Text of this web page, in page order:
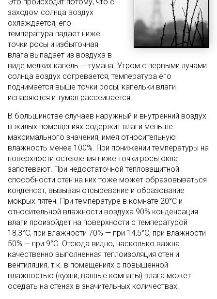
заходом солнца воздух
охлаждается, его
температура падает ниже
точки росы и избыточная
влага выпадает из воздуха в
виде мелких капель — тумана. Утром с первыми лучами
солнца воздух согревается, температура его
поднимается выше точки росы, капельки влаги
испаряются и туман рассеивается.
В большинстве случаев наружный и внутренний воздух
в жилых помещениях содержит влаги меньше
максимального значения, имея относительную
влажность менее 100%. При понижении температуры на
поверхности остекления ниже точки росы окна
запотевают. При недостаточной теплозащитной
способности стен на них тоже может образовываться
конденсат, вызывая отсыревание и образование
мокрых пятен. При температуре в комнате 20°С и
относительной влажности воздуха 90% конденсация
влаги произойдет на поверхности с температурой
18,3°С, при влажности 70% — при 14,5°С, при влажности
50% — при 9°С. Отсюда видно, насколько важна
качественно выполненная теплоизоляция стен и
вентиляция, т.к. в помещениях с повышенной
влажностью (кухни, ванные комнаты) влага может
оседать на стенах в значительных количествах.